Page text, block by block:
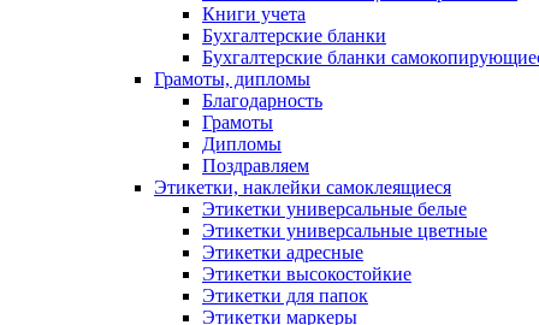
Книги учета
Бухгалтерские бланки
Бухгалтерские бланки
Грамоты, дипломы
Благодарность
Грамоты
Дипломы
Поздравляем
Этикетки, наклейки самоклеящиеся
Этикетки универсальные белые
Этикетки универсальные цветные
Этикетки адресные
Этикетки высокостойкие
Этикетки для папок
Этикетки маркеры